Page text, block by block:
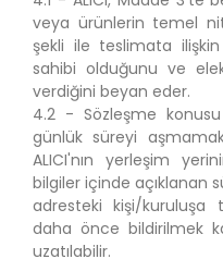
veya ürünlerin temel
şekli ile teslimata
sahibi olduğunu ve
verdiğini beyan eder.
4.2 - Sözleşme
günlük süreyi
ALICI'nın yerleşim
bilgiler içinde açıklanan
adresteki kişi/kuruluşa
daha önce bildirilmek
uzatılabilir.